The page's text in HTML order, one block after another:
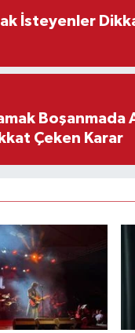
İsteyenler
Boşanmada
Çeken Karar